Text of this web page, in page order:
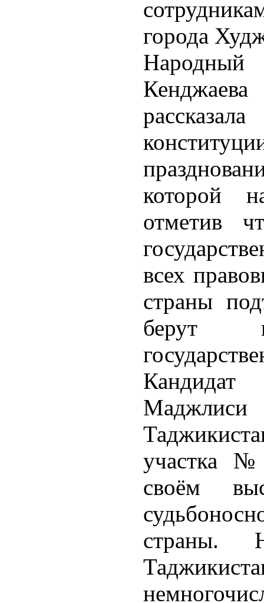
города
которой
отметив
всех
страны
берут
Кандидат
участка
своём
страны.